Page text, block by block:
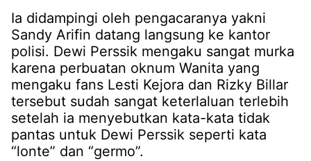
Ia didampingi oleh pengacaranya yakni
Sandy Arifin datang langsung ke kantor
polisi. Dewi Perssik mengaku sangat murka
karena perbuatan oknum Wanita yang
mengaku fans Lesti Kejora dan Rizky Billar
tersebut sudah sangat keterlaluan terlebih
setelah ia menyebutkan kata-kata tidak
pantas untuk Dewi Perssik seperti kata
“lonte” dan “germo”.